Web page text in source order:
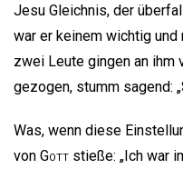
Jesu Gleichnis, der
war er keinem wichtig
zwei Leute gingen an ihm
gezogen, stumm sagend:
Was, wenn diese
von Gott stieße: „Ich war